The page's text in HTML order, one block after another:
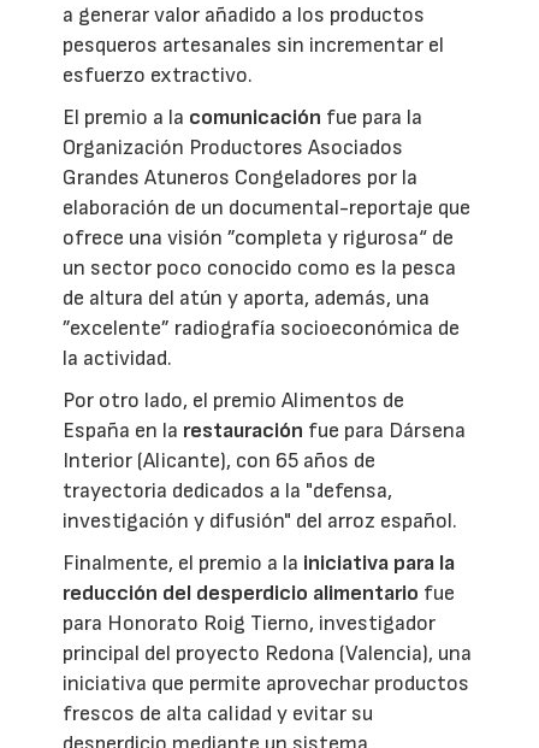
a generar valor añadido a los productos
pesqueros artesanales sin incrementar el
esfuerzo extractivo.
El premio a la comunicación fue para la
Organización Productores Asociados
Grandes Atuneros Congeladores por la
elaboración de un documental-reportaje que
ofrece una visión ”completa y rigurosa“ de
un sector poco conocido como es la pesca
de altura del atún y aporta, además, una
”excelente” radiografía socioeconómica de
la actividad.
Por otro lado, el premio Alimentos de
España en la restauración fue para Dársena
Interior (Alicante), con 65 años de
trayectoria dedicados a la "defensa,
investigación y difusión" del arroz español.
Finalmente, el premio a la iniciativa para la
reducción del desperdicio alimentario fue
para Honorato Roig Tierno, investigador
principal del proyecto Redona (Valencia), una
iniciativa que permite aprovechar productos
frescos de alta calidad y evitar su